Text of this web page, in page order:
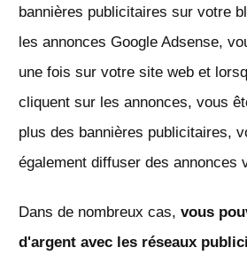
bannières publicitaires sur votre
les annonces Google Adsense,
une fois sur votre site web et
cliquent sur les annonces, vous
plus des bannières publicitaires,
également diffuser des annonces
Dans de nombreux cas, vous
d'argent avec les réseaux